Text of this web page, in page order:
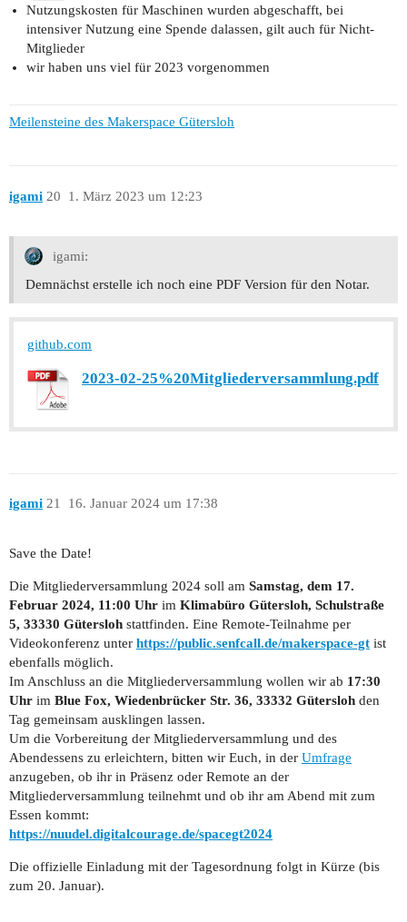
Nutzungskosten für Maschinen wurden abgeschafft, bei
intensiver Nutzung eine Spende dalassen, gilt auch für Nicht-
Mitglieder
wir haben uns viel für 2023 vorgenommen
Meilensteine des Makerspace Gütersloh
igami 1. März 2023 um 12:23
20
igami:
Demnächst erstelle ich noch eine PDF Version für den Notar.
github.com
2023-02-25%20Mitgliederversammlung.pdf
igami 16. Januar 2024 um 17:38
21
Save the Date!
Die Mitgliederversammlung 2024 soll am Samstag, dem 17.
Februar 2024, 11:00 Uhr im Klimabüro Gütersloh, Schulstraße
5, 33330 Gütersloh stattfinden. Eine Remote-Teilnahme per
Videokonferenz unter https://public.senfcall.de/makerspace-gt ist
ebenfalls möglich.
Im Anschluss an die Mitgliederversammlung wollen wir ab 17:30
Uhr im Blue Fox, Wiedenbrücker Str. 36, 33332 Gütersloh den
Tag gemeinsam ausklingen lassen.
Um die Vorbereitung der Mitgliederversammlung und des
Abendessens zu erleichtern, bitten wir Euch, in der Umfrage
anzugeben, ob ihr in Präsenz oder Remote an der
Mitgliederversammlung teilnehmt und ob ihr am Abend mit zum
Essen kommt:
https://nuudel.digitalcourage.de/spacegt2024
Die offizielle Einladung mit der Tagesordnung folgt in Kürze (bis
zum 20. Januar).